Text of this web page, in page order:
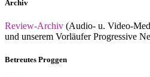
Archiv
Review-Archiv (Audio- u. Video-
und unserem Vorläufer Progressive
Betreutes Proggen